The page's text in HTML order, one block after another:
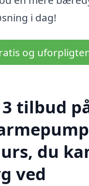
i dag!
og
3 tilbud
du
ved